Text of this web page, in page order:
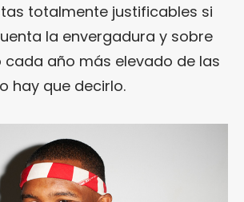
totalmente justificables si
la envergadura y sobre
año más elevado de las
hay que decirlo.